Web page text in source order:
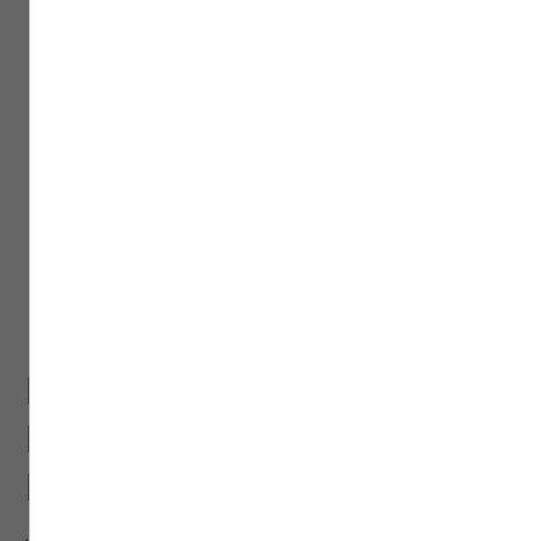
LIMITER LES DÉPERDITIONS
ET AMÉLIORER L’EFFICACITÉ
ÉNERGÉTIQUE